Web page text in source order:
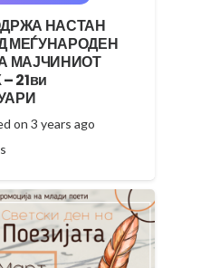
НАСТАН
МЕЃУНАРОДЕН
МАЈЧИНИОТ
21ви
on 3 years ago